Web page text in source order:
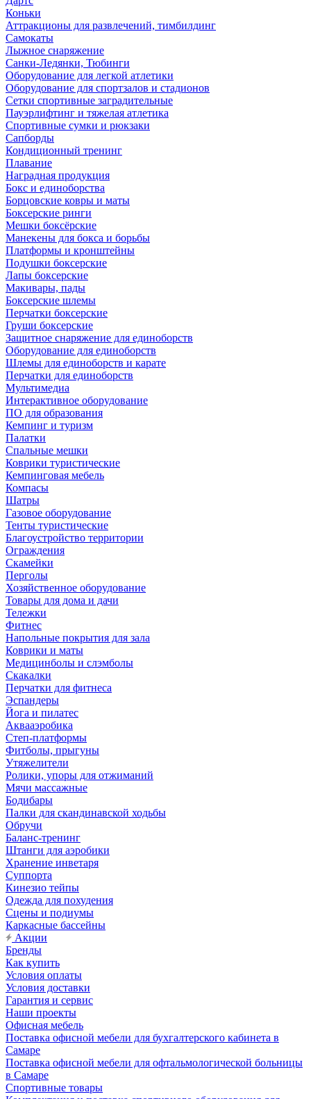
Коньки
Аттракционы для развлечений, тимбилдинг
Самокаты
Лыжное снаряжение
Санки-Ледянки, Тюбинги
Оборудование для легкой атлетики
Оборудование для спортзалов и стадионов
Сетки спортивные заградительные
Пауэрлифтинг и тяжелая атлетика
Спортивные сумки и рюкзаки
Сапборды
Кондиционный тренинг
Плавание
Наградная продукция
Бокс и единоборства
Борцовские ковры и маты
Боксерские ринги
Мешки боксёрские
Манекены для бокса и борьбы
Платформы и кронштейны
Подушки боксерские
Лапы боксерские
Макивары, пады
Боксерские шлемы
Перчатки боксерские
Груши боксерские
Защитное снаряжение для единоборств
Оборудование для единоборств
Шлемы для единоборств и карате
Перчатки для единоборств
Мультимедиа
Интерактивное оборудование
ПО для образования
Кемпинг и туризм
Палатки
Спальные мешки
Коврики туристические
Кемпинговая мебель
Компасы
Шатры
Газовое оборудование
Тенты туристические
Благоустройство территории
Ограждения
Скамейки
Перголы
Хозяйственное оборудование
Товары для дома и дачи
Тележки
Фитнес
Напольные покрытия для зала
Коврики и маты
Медицинболы и слэмболы
Скакалки
Перчатки для фитнеса
Эспандеры
Йога и пилатес
Аквааэробика
Степ-платформы
Фитболы, прыгуны
Утяжелители
Ролики, упоры для отжиманий
Мячи массажные
Бодибары
Палки для скандинавской ходьбы
Обручи
Баланс-тренинг
Штанги для аэробики
Хранение инветаря
Суппорта
Кинезио тейпы
Одежда для похудения
Сцены и подиумы
Каркасные бассейны
Акции
Бренды
Как купить
Условия оплаты
Условия доставки
Гарантия и сервис
Наши проекты
Офисная мебель
Поставка офисной мебели для бухгалтерского кабинета в
Самаре
Поставка офисной мебели для офтальмологической больницы
в Самаре
Спортивные товары